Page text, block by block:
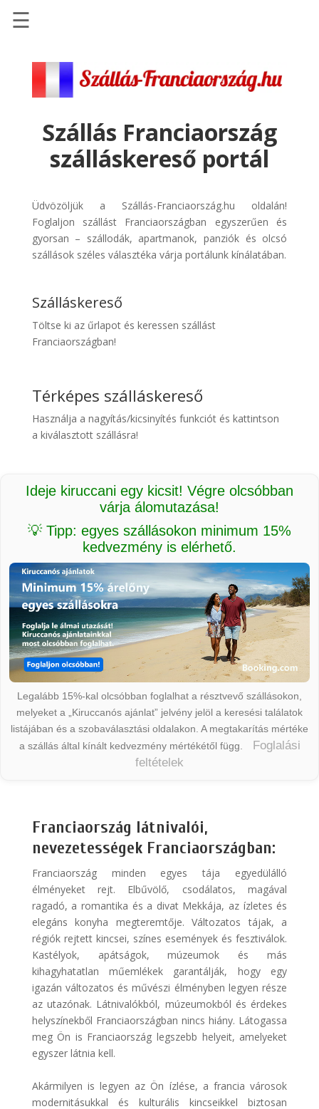
Szállások
Repülőjegy
pénzvisszatérítéssel
Discover
Cars
Kiwi
☰
Szállás Franciaország
szálláskereső portál
Üdvözöljük a Szállás-Franciaország.hu oldalán!
Foglaljon szállást Franciaországban egyszerűen és
gyorsan – szállodák, apartmanok, panziók és olcsó
szállások széles választéka várja portálunk kínálatában.
Szálláskereső
Töltse ki az űrlapot és keressen szállást
Franciaországban!
Térképes szálláskereső
Használja a nagyítás/kicsinyítés funkciót és kattintson
a kiválasztott szállásra!
Ideje kiruccani egy kicsit! Végre olcsóbban
várja álomutazása!
💡 Tipp: egyes szállásokon minimum 15%
kedvezmény is elérhető.
Legalább 15%-kal olcsóbban foglalhat a résztvevő szállásokon,
melyeket a „Kiruccanós ajánlat” jelvény jelöl a keresési találatok
listájában és a szobaválasztási oldalakon. A megtakarítás mértéke
a szállás által kínált kedvezmény mértékétől függ.
Foglalási
feltételek
Franciaország látnivalói,
nevezetességek Franciaországban:
Franciaország minden egyes tája egyedülálló
élményeket rejt. Elbűvölő, csodálatos, magával
ragadó, a romantika és a divat Mekkája, az ízletes és
elegáns konyha megteremtője. Változatos tájak, a
régiók rejtett kincsei, színes események és fesztiválok.
Kastélyok, apátságok, múzeumok és más
kihagyhatatlan műemlékek garantálják, hogy egy
igazán változatos és művészi élményben legyen része
az utazónak. Látnivalókból, múzeumokból és érdekes
helyszínekből Franciaországban nincs hiány. Látogassa
meg Ön is Franciaország legszebb helyeit, amelyeket
egyszer látnia kell.
Akármilyen is legyen az Ön ízlése, a francia városok
modernitásukkal és kulturális kincseikkel biztosan